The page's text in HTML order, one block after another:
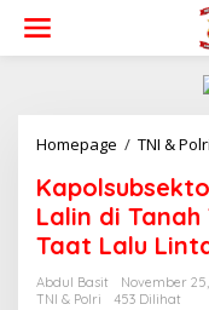
w
Homepage / TNI & Polri
Lalin di
Taat Lalu
Abdul Basit
November
TNI & Polri
453 Dilihat